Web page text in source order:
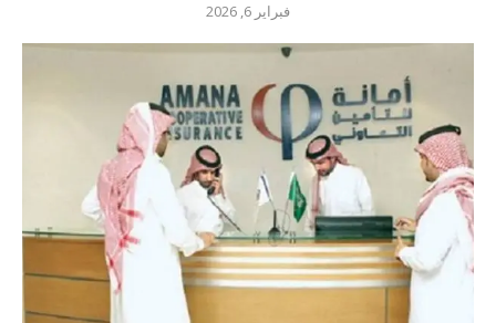
فبراير 6, 2026